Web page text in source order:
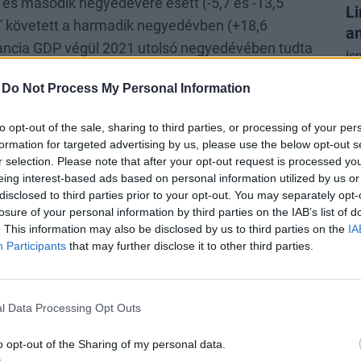
Do Not Process My Personal Information
opt-out of the sale, sharing to third parties, or processing of your
for targeted advertising by us, please use the below opt-out
selection. Please note that after your opt-out request is processed
interest-based ads based on personal information utilized by us
to third parties prior to your opt-out. You may separately
of your personal information by third parties on the IAB’s list of
This information may also be disclosed by us to third parties on the
Participants that may further disclose it to other third parties.
Data Processing Opt Outs
opt-out of the Sharing of my personal data.
a harmadik negyedévben (+18,6
GDP végül 2021 utolsó negyedévében tudta
(lásd 1. ábra). Bár ez utóbbi esemény
a 2008-as globális pénzügyi válság idején
befolyásolja majd a mozgásterüket.